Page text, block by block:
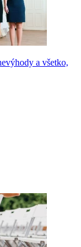
a všetko,